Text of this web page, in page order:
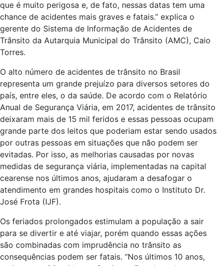
que é muito perigosa e, de fato, nessas datas tem uma
chance de acidentes mais graves e fatais.” explica o
gerente do Sistema de Informação de Acidentes de
Trânsito da Autarquia Municipal do Trânsito (AMC), Caio
Torres.
O alto número de acidentes de trânsito no Brasil
representa um grande prejuízo para diversos setores do
país, entre eles, o da saúde. De acordo com o Relatório
Anual de Segurança Viária, em 2017, acidentes de trânsito
deixaram mais de 15 mil feridos e essas pessoas ocupam
grande parte dos leitos que poderiam estar sendo usados
por outras pessoas em situações que não podem ser
evitadas. Por isso, as melhorias causadas por novas
medidas de segurança viária, implementadas na capital
cearense nos últimos anos, ajudaram a desafogar o
atendimento em grandes hospitais como o Instituto Dr.
José Frota (IJF).
Os feriados prolongados estimulam a população a sair
para se divertir e até viajar, porém quando essas ações
são combinadas com imprudência no trânsito as
consequências podem ser fatais. “Nos últimos 10 anos,